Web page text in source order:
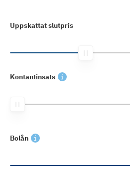
Uppskattat slutpris
Kontantinsats
Bolån